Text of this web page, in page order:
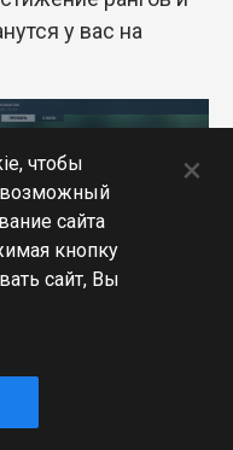
у вас на
чтобы
возможный
сайта
кнопку
сайт, Вы
×